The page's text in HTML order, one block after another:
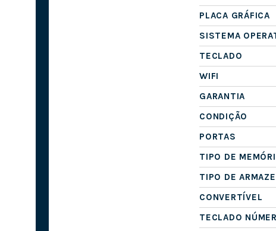
PLACA GRÁFICA
SISTEMA
TECLADO
WIFI
GARANTIA
CONDIÇÃO
PORTAS
TIPO DE
TIPO DE
CONVERTÍVEL
TECLADO